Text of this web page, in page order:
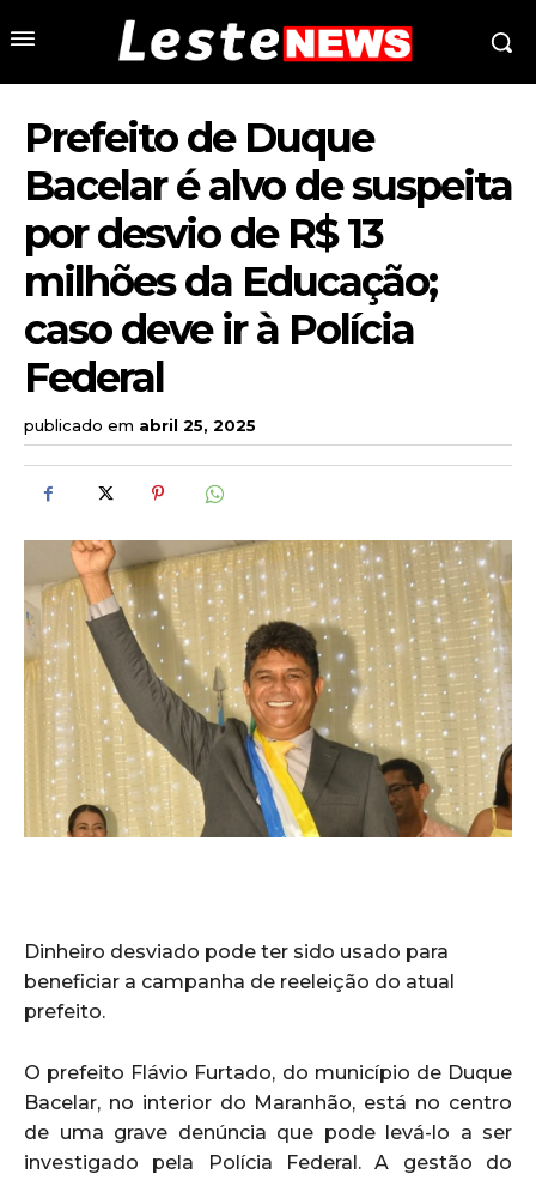
Prefeito de Duque
Bacelar é alvo de suspeita
por desvio de R$ 13
milhões da Educação;
caso deve ir à Polícia
Federal
publicado em abril 25, 2025
Dinheiro desviado pode ter sido usado para
beneficiar a campanha de reeleição do atual
prefeito.
O prefeito Flávio Furtado, do município de Duque
Bacelar, no interior do Maranhão, está no centro
de uma grave denúncia que pode levá-lo a ser
investigado pela Polícia Federal. A gestão do